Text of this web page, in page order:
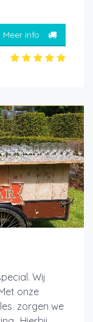
Meer info
Wij
onze
zorgen we